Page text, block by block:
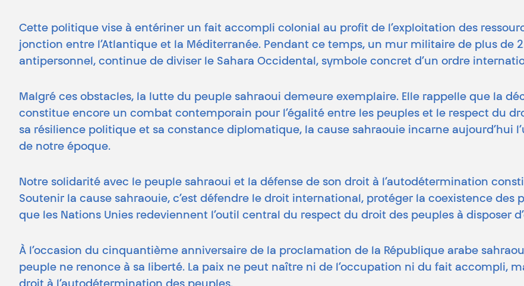
Cette politique vise à entériner un fait accompli colonial au profit de l’exploitation des
jonction entre l’Atlantique et la Méditerranée. Pendant ce temps, un mur militaire de plus de
antipersonnel, continue de diviser le Sahara Occidental, symbole concret d’un ordre
Malgré ces obstacles, la lutte du peuple sahraoui demeure exemplaire. Elle rappelle que la
constitue encore un combat contemporain pour l’égalité entre les peuples et le respect du
sa résilience politique et sa constance diplomatique, la cause sahraouie incarne aujourd’hui
de notre époque.
Notre solidarité avec le peuple sahraoui et la défense de son droit à l’autodétermination
Soutenir la cause sahraouie, c’est défendre le droit international, protéger la coexistence
que les Nations Unies redeviennent l’outil central du respect du droit des peuples à disposer
À l’occasion du cinquantième anniversaire de la proclamation de la République arabe
peuple ne renonce à sa liberté. La paix ne peut naître ni de l’occupation ni du fait accompli,